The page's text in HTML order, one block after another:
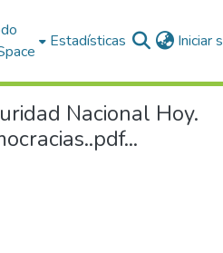
Estadísticas Iniciar
Nacional Hoy.